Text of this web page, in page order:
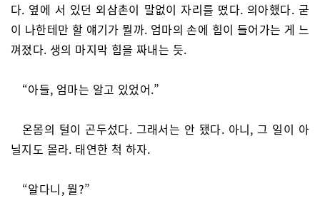
다. 옆에 서 있던 외삼촌이 말없이 자리를 떴다. 의아했다. 굳
이 나한테만 할 얘기가 뭘까. 엄마의 손에 힘이 들어가는 게 느
껴졌다. 생의 마지막 힘을 짜내는 듯.
“아들, 엄마는 알고 있었어.”
온몸의 털이 곤두섰다. 그래서는 안 됐다. 아니, 그 일이 아
닐지도 몰라. 태연한 척 하자.
“알다니, 뭘?”